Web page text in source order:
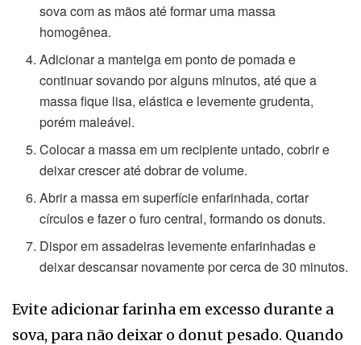
sova com as mãos até formar uma massa
homogênea.
Adicionar a manteiga em ponto de pomada e
continuar sovando por alguns minutos, até que a
massa fique lisa, elástica e levemente grudenta,
porém maleável.
Colocar a massa em um recipiente untado, cobrir e
deixar crescer até dobrar de volume.
Abrir a massa em superfície enfarinhada, cortar
círculos e fazer o furo central, formando os donuts.
Dispor em assadeiras levemente enfarinhadas e
deixar descansar novamente por cerca de 30 minutos.
Evite adicionar farinha em excesso durante a
sova, para não deixar o donut pesado. Quando